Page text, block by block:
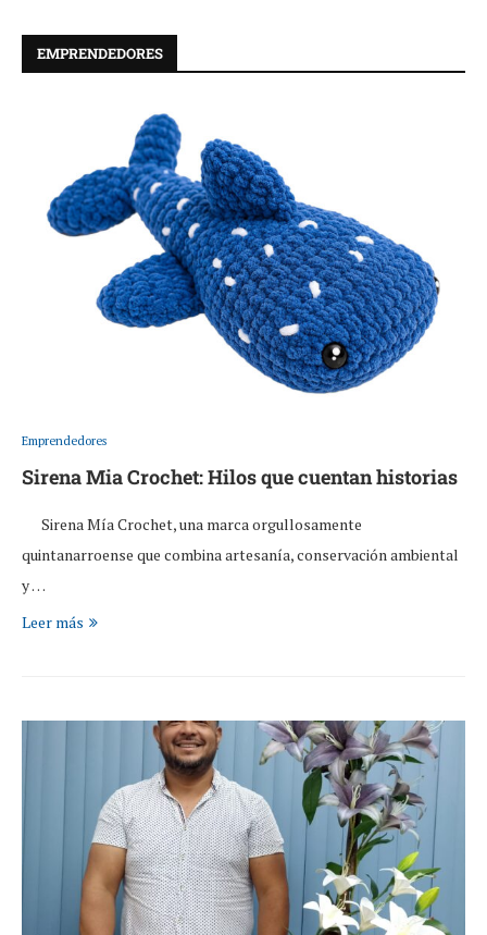
EMPRENDEDORES
Emprendedores
Sirena Mia Crochet: Hilos que cuentan historias
Sirena Mía Crochet, una marca orgullosamente
quintanarroense que combina artesanía, conservación ambiental
y …
Leer más